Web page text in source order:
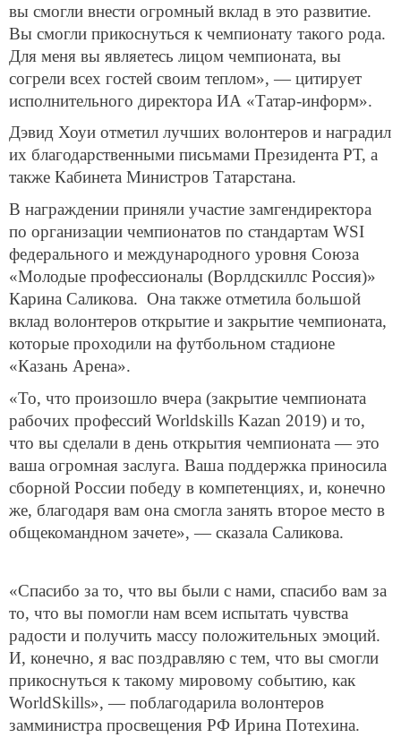
вы смогли внести огромный вклад в это развитие.
Вы смогли прикоснуться к чемпионату такого рода.
Для меня вы являетесь лицом чемпионата, вы
согрели всех гостей своим теплом», — цитирует
исполнительного директора ИА «Татар-информ».
Дэвид Хоуи отметил лучших волонтеров и наградил
их благодарственными письмами Президента РТ, а
также Кабинета Министров Татарстана.
В награждении приняли участие замгендиректора
по организации чемпионатов по стандартам WSI
федерального и международного уровня Союза
«Молодые профессионалы (Ворлдскиллс Россия)»
Карина Саликова. Она также отметила большой
вклад волонтеров открытие и закрытие чемпионата,
которые проходили на футбольном стадионе
«Казань Арена».
«То, что произошло вчера (закрытие чемпионата
рабочих профессий Worldskills Kazan 2019) и то,
что вы сделали в день открытия чемпионата — это
ваша огромная заслуга. Ваша поддержка приносила
сборной России победу в компетенциях, и, конечно
же, благодаря вам она смогла занять второе место в
общекомандном зачете», — сказала Саликова.
«Спасибо за то, что вы были с нами, спасибо вам за
то, что вы помогли нам всем испытать чувства
радости и получить массу положительных эмоций.
И, конечно, я вас поздравляю с тем, что вы смогли
прикоснуться к такому мировому событию, как
WorldSkills», — поблагодарила волонтеров
замминистра просвещения РФ Ирина Потехина.